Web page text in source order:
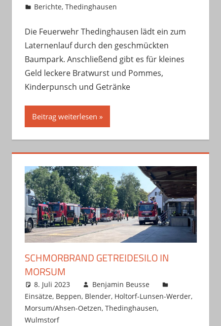
Berichte,Thedinghausen
Die Feuerwehr Thedinghausen lädt ein zum
Laternenlauf durch den geschmückten
Baumpark. Anschließend gibt es für kleines
Geld leckere Bratwurst und Pommes,
Kinderpunsch und Getränke
Beitrag weiterlesen
SCHMORBRAND GETREIDESILO IN
MORSUM
8. Juli 2023
Benjamin Beusse
Einsätze, Beppen, Blender, Holtorf-Lunsen-Werder,
Morsum/Ahsen-Oetzen, Thedinghausen,
Wulmstorf